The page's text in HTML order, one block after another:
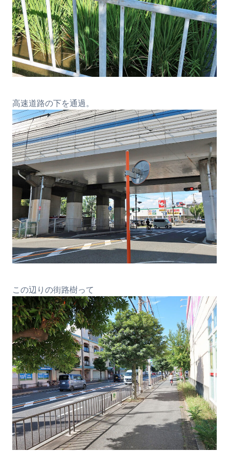
高速道路の下を通過。
この辺りの街路樹って